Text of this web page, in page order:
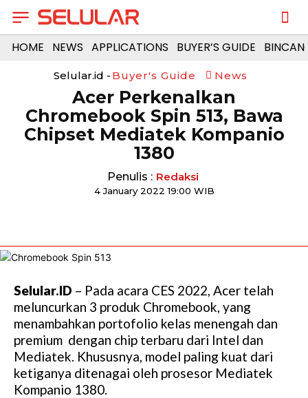
HOME NEWS APPLICATIONS BUYER’S GUIDE
Selular.id - Buyer's Guide News
Acer Perkenalkan
Chromebook Spin 513, Bawa
Chipset Mediatek Kompanio
1380
Penulis : Redaksi
4 January 2022 19:00 WIB
Selular.ID – Pada acara CES 2022, Acer telah
meluncurkan 3 produk Chromebook, yang
menambahkan portofolio kelas menengah dan
premium dengan chip terbaru dari Intel dan
Mediatek. Khususnya, model paling kuat dari
ketiganya ditenagai oleh prosesor Mediatek
Kompanio 1380.